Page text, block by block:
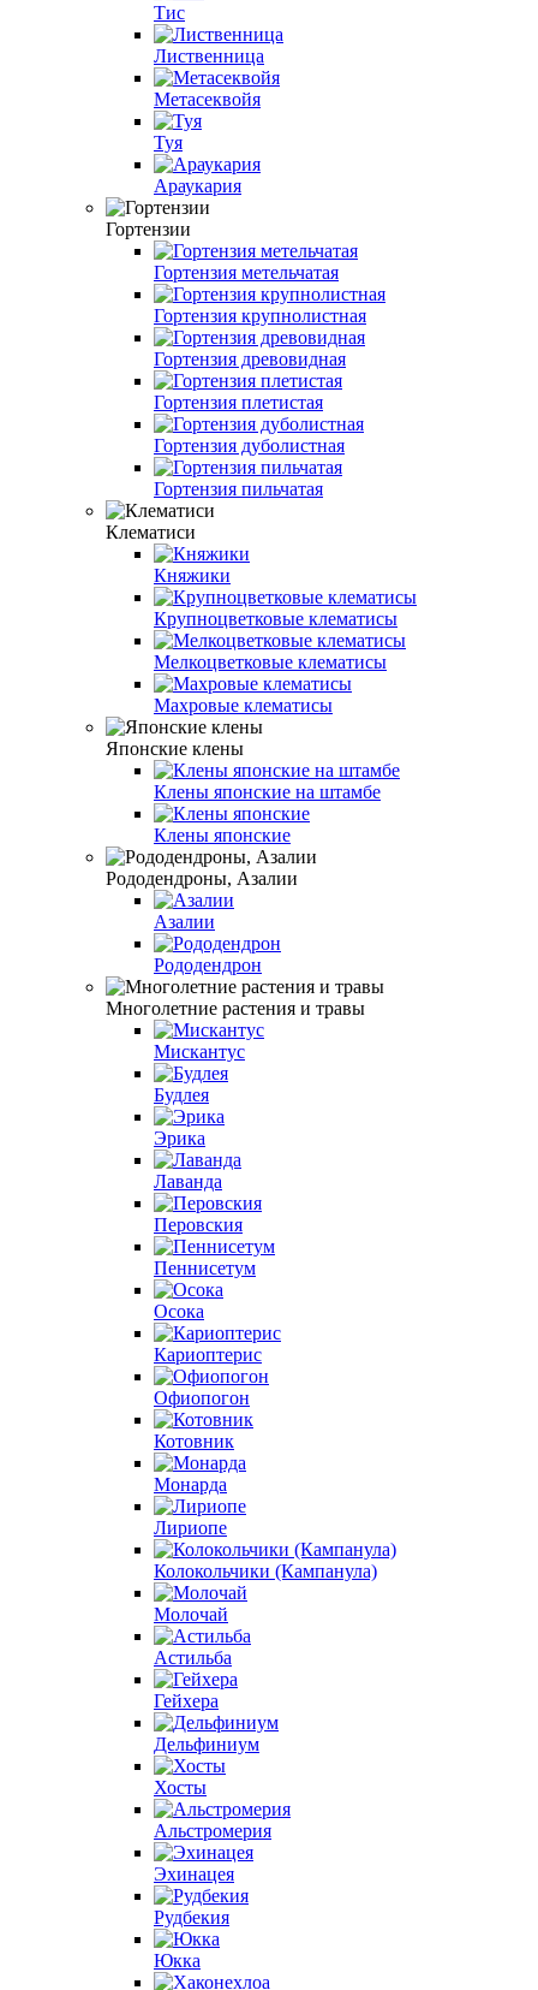
Тис
Лиственница
Метасеквойя
Туя
Араукария
Гортензии
Гортензия метельчатая
Гортензия крупнолистная
Гортензия древовидная
Гортензия плетистая
Гортензия дуболистная
Гортензия пильчатая
Клематиси
Княжики
Крупноцветковые клематисы
Мелкоцветковые клематисы
Махровые клематисы
Японские клены
Клены японские на штамбе
Клены японские
Рододендроны, Азалии
Азалии
Рододендрон
Многолетние растения и травы
Мискантус
Будлея
Эрика
Лаванда
Перовския
Пеннисетум
Осока
Кариоптерис
Офиопогон
Котовник
Монарда
Лириопе
Колокольчики (Кампанула)
Молочай
Астильба
Гейхера
Дельфиниум
Хосты
Альстромерия
Эхинацея
Рудбекия
Юкка